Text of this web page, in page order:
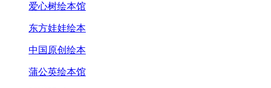
爱心树绘本馆
东方娃娃绘本
中国原创绘本
蒲公英绘本馆